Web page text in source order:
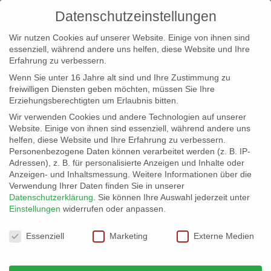
info@erfolgreich-events.de
+4940 46 777 230
Datenschutzeinstellungen
Wir nutzen Cookies auf unserer Website. Einige von ihnen sind
essenziell, während andere uns helfen, diese Website und Ihre
Erfahrung zu verbessern.
Wenn Sie unter 16 Jahre alt sind und Ihre Zustimmung zu
freiwilligen Diensten geben möchten, müssen Sie Ihre
Erziehungsberechtigten um Erlaubnis bitten.
Wir verwenden Cookies und andere Technologien auf unserer
Website. Einige von ihnen sind essenziell, während andere uns
helfen, diese Website und Ihre Erfahrung zu verbessern.
Personenbezogene Daten können verarbeitet werden (z. B. IP-
Adressen), z. B. für personalisierte Anzeigen und Inhalte oder
Anzeigen- und Inhaltsmessung. Weitere Informationen über die
Verwendung Ihrer Daten finden Sie in unserer
Datenschutzerklärung
Sie können Ihre Auswahl jederzeit unter
Einstellungen widerrufen oder anpassen.
Datenschutzeinstellungen
Essenziell Marketing Externe Medien